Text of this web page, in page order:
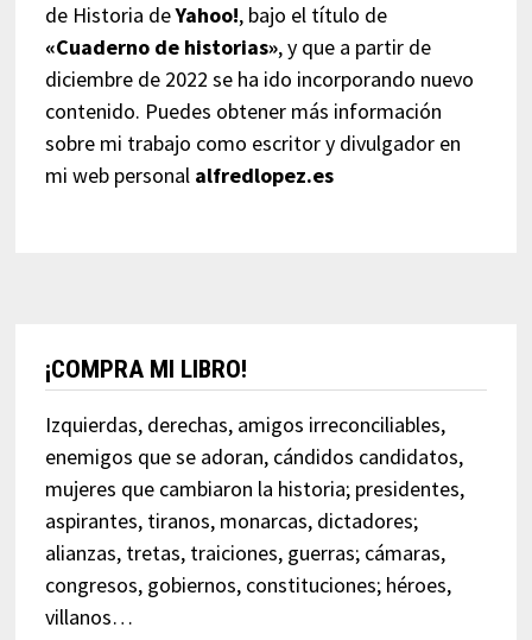
de Historia deYahoo!, bajo el título de
«Cuaderno de historias», y que a partir de
diciembre de 2022 se ha ido incorporando nuevo
contenido. Puedes obtener más información
sobre mi trabajo como escritor y divulgador en
mi web personal alfredlopez.es
¡COMPRA MI LIBRO!
Izquierdas, derechas, amigos irreconciliables,
enemigos que se adoran, cándidos candidatos,
mujeres que cambiaron la historia; presidentes,
aspirantes, tiranos, monarcas, dictadores;
alianzas, tretas, traiciones, guerras; cámaras,
congresos, gobiernos, constituciones; héroes,
villanos…